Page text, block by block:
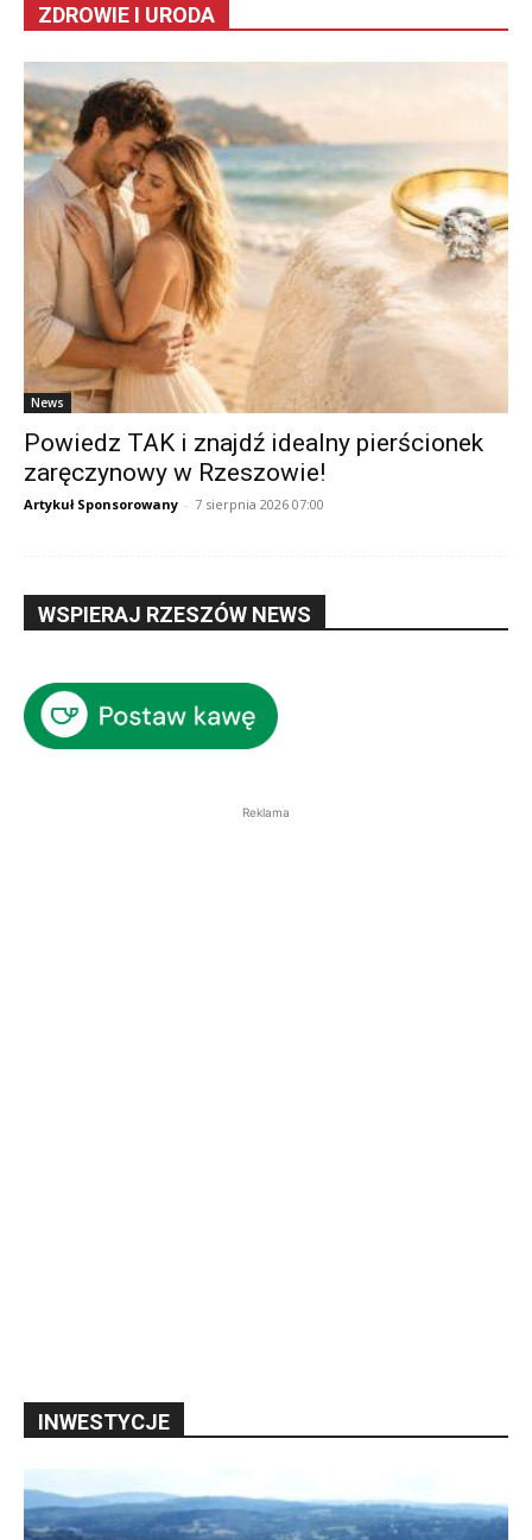
ZDROWIE I URODA
News
Powiedz TAK i znajdź idealny pierścionek
zaręczynowy w Rzeszowie!
Artykuł Sponsorowany - 7 sierpnia 2026 07:00
WSPIERAJ RZESZÓW NEWS
Reklama
INWESTYCJE